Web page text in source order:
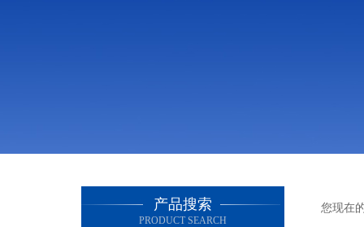
产品搜索
PRODUCT SEARCH
您现在